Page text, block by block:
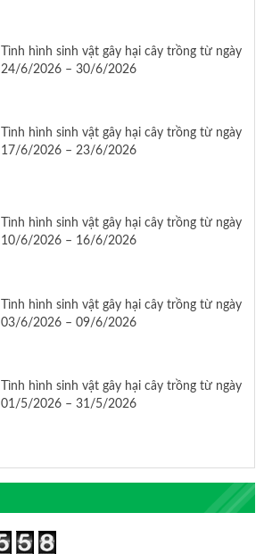
Tình hình sinh vật gây hại cây trồng từ ngày
24/6/2026 – 30/6/2026
Tình hình sinh vật gây hại cây trồng từ ngày
17/6/2026 – 23/6/2026
Tình hình sinh vật gây hại cây trồng từ ngày
10/6/2026 – 16/6/2026
Tình hình sinh vật gây hại cây trồng từ ngày
03/6/2026 – 09/6/2026
Tình hình sinh vật gây hại cây trồng từ ngày
01/5/2026 – 31/5/2026